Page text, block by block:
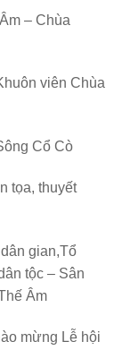
– Chùa
viên Chùa
Cổ Cò
tọa, thuyết
gian,Tổ
tộc – Sân
Âm
mừng Lễ hội